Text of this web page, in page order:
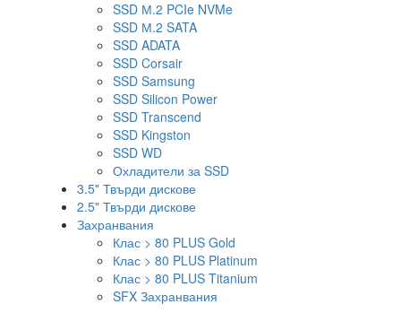
SSD М.2 PCIe NVMe
SSD М.2 SATA
SSD ADATA
SSD Corsair
SSD Samsung
SSD Silicon Power
SSD Transcend
SSD Kingston
SSD WD
Охладители за SSD
3.5" Твърди дискове
2.5" Твърди дискове
Захранвания
Клас > 80 PLUS Gold
Клас > 80 PLUS Platinum
Клас > 80 PLUS Titanium
SFX Захранвания